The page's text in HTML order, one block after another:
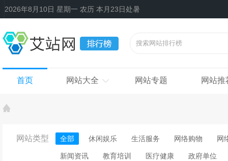
2026年8月10日 星期一 农历 本月23日处暑
首页 网站大全 网站专题 网站推
网站类型 全部 休闲娱乐 生活服务 网络购物 网
新闻资讯 教育培训 医疗健康 政府单位